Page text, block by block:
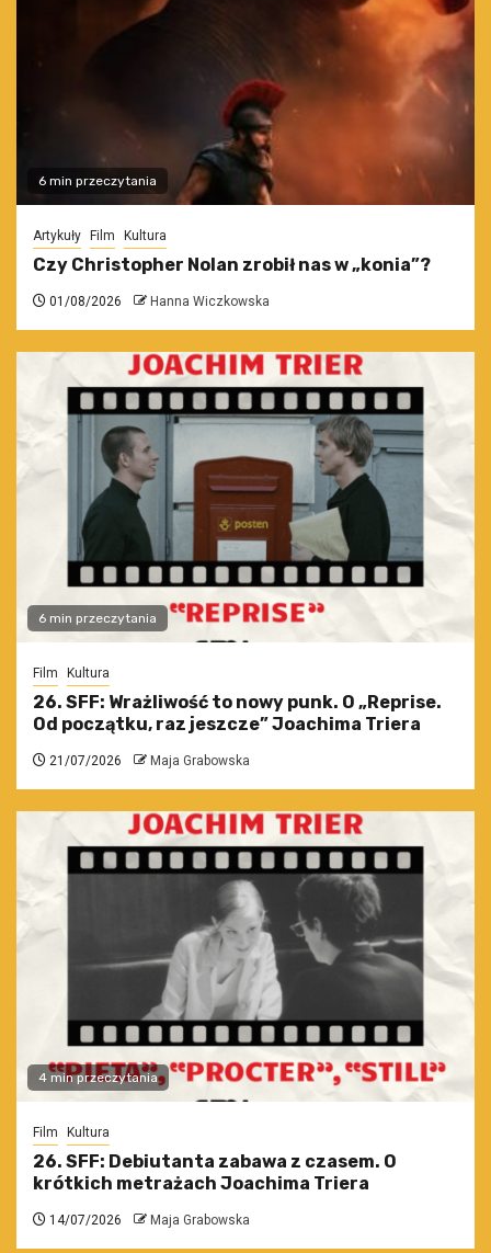
6 min przeczytania
Artykuły Film Kultura
Czy Christopher Nolan zrobił nas w „konia”?
01/08/2026 Hanna Wiczkowska
6 min przeczytania
Film Kultura
26. SFF: Wrażliwość to nowy punk. O „Reprise.
Od początku, raz jeszcze” Joachima Triera
21/07/2026 Maja Grabowska
4 min przeczytania
Film Kultura
26. SFF: Debiutanta zabawa z czasem. O
krótkich metrażach Joachima Triera
14/07/2026 Maja Grabowska